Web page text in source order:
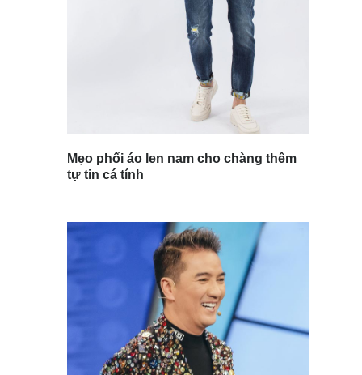
Mẹo phối áo len nam cho chàng thêm
tự tin cá tính